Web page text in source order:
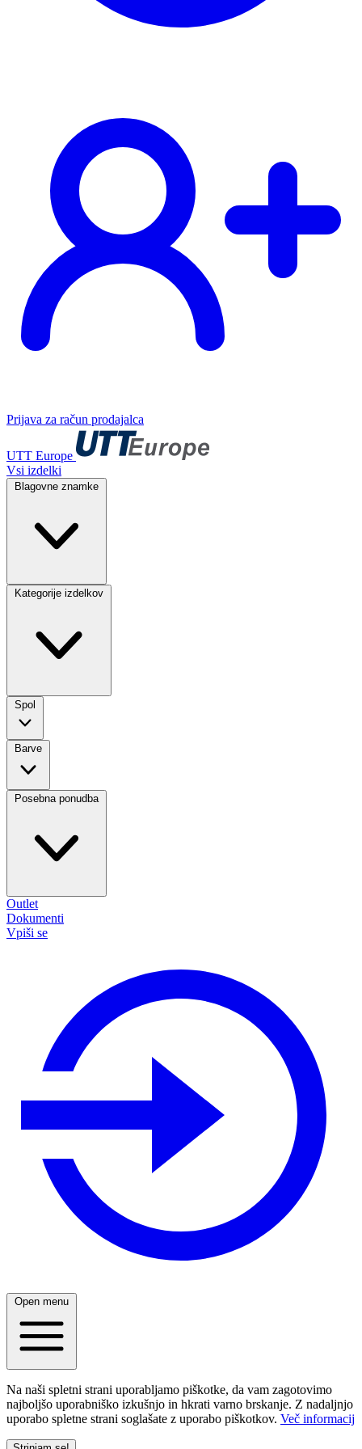
Prijava za račun prodajalca
UTT Europe
Vsi izdelki
Blagovne znamke
Kategorije izdelkov
Spol
Barve
Posebna ponudba
Outlet
Dokumenti
Vpiši se
Open menu
Na naši spletni strani uporabljamo piškotke, da vam zagotovimo
najboljšo uporabniško izkušnjo in hkrati varno brskanje. Z nadaljnjo
uporabo spletne strani soglašate z uporabo piškotkov. Več informacij